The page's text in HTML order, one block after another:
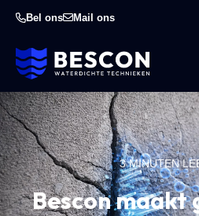
Bel ons Mail ons
3 MINUTEN
Bescon maakt